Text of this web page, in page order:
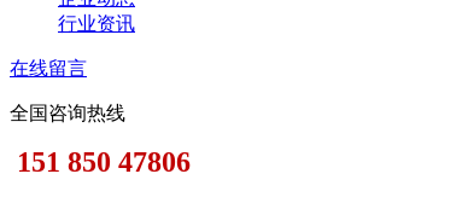
行业资讯
在线留言
全国咨询热线
151 850 47806